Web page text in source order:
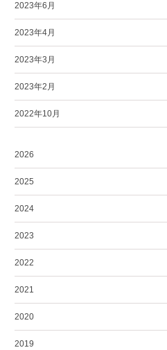
2023年6月
2023年4月
2023年3月
2023年2月
2022年10月
2026
2025
2024
2023
2022
2021
2020
2019